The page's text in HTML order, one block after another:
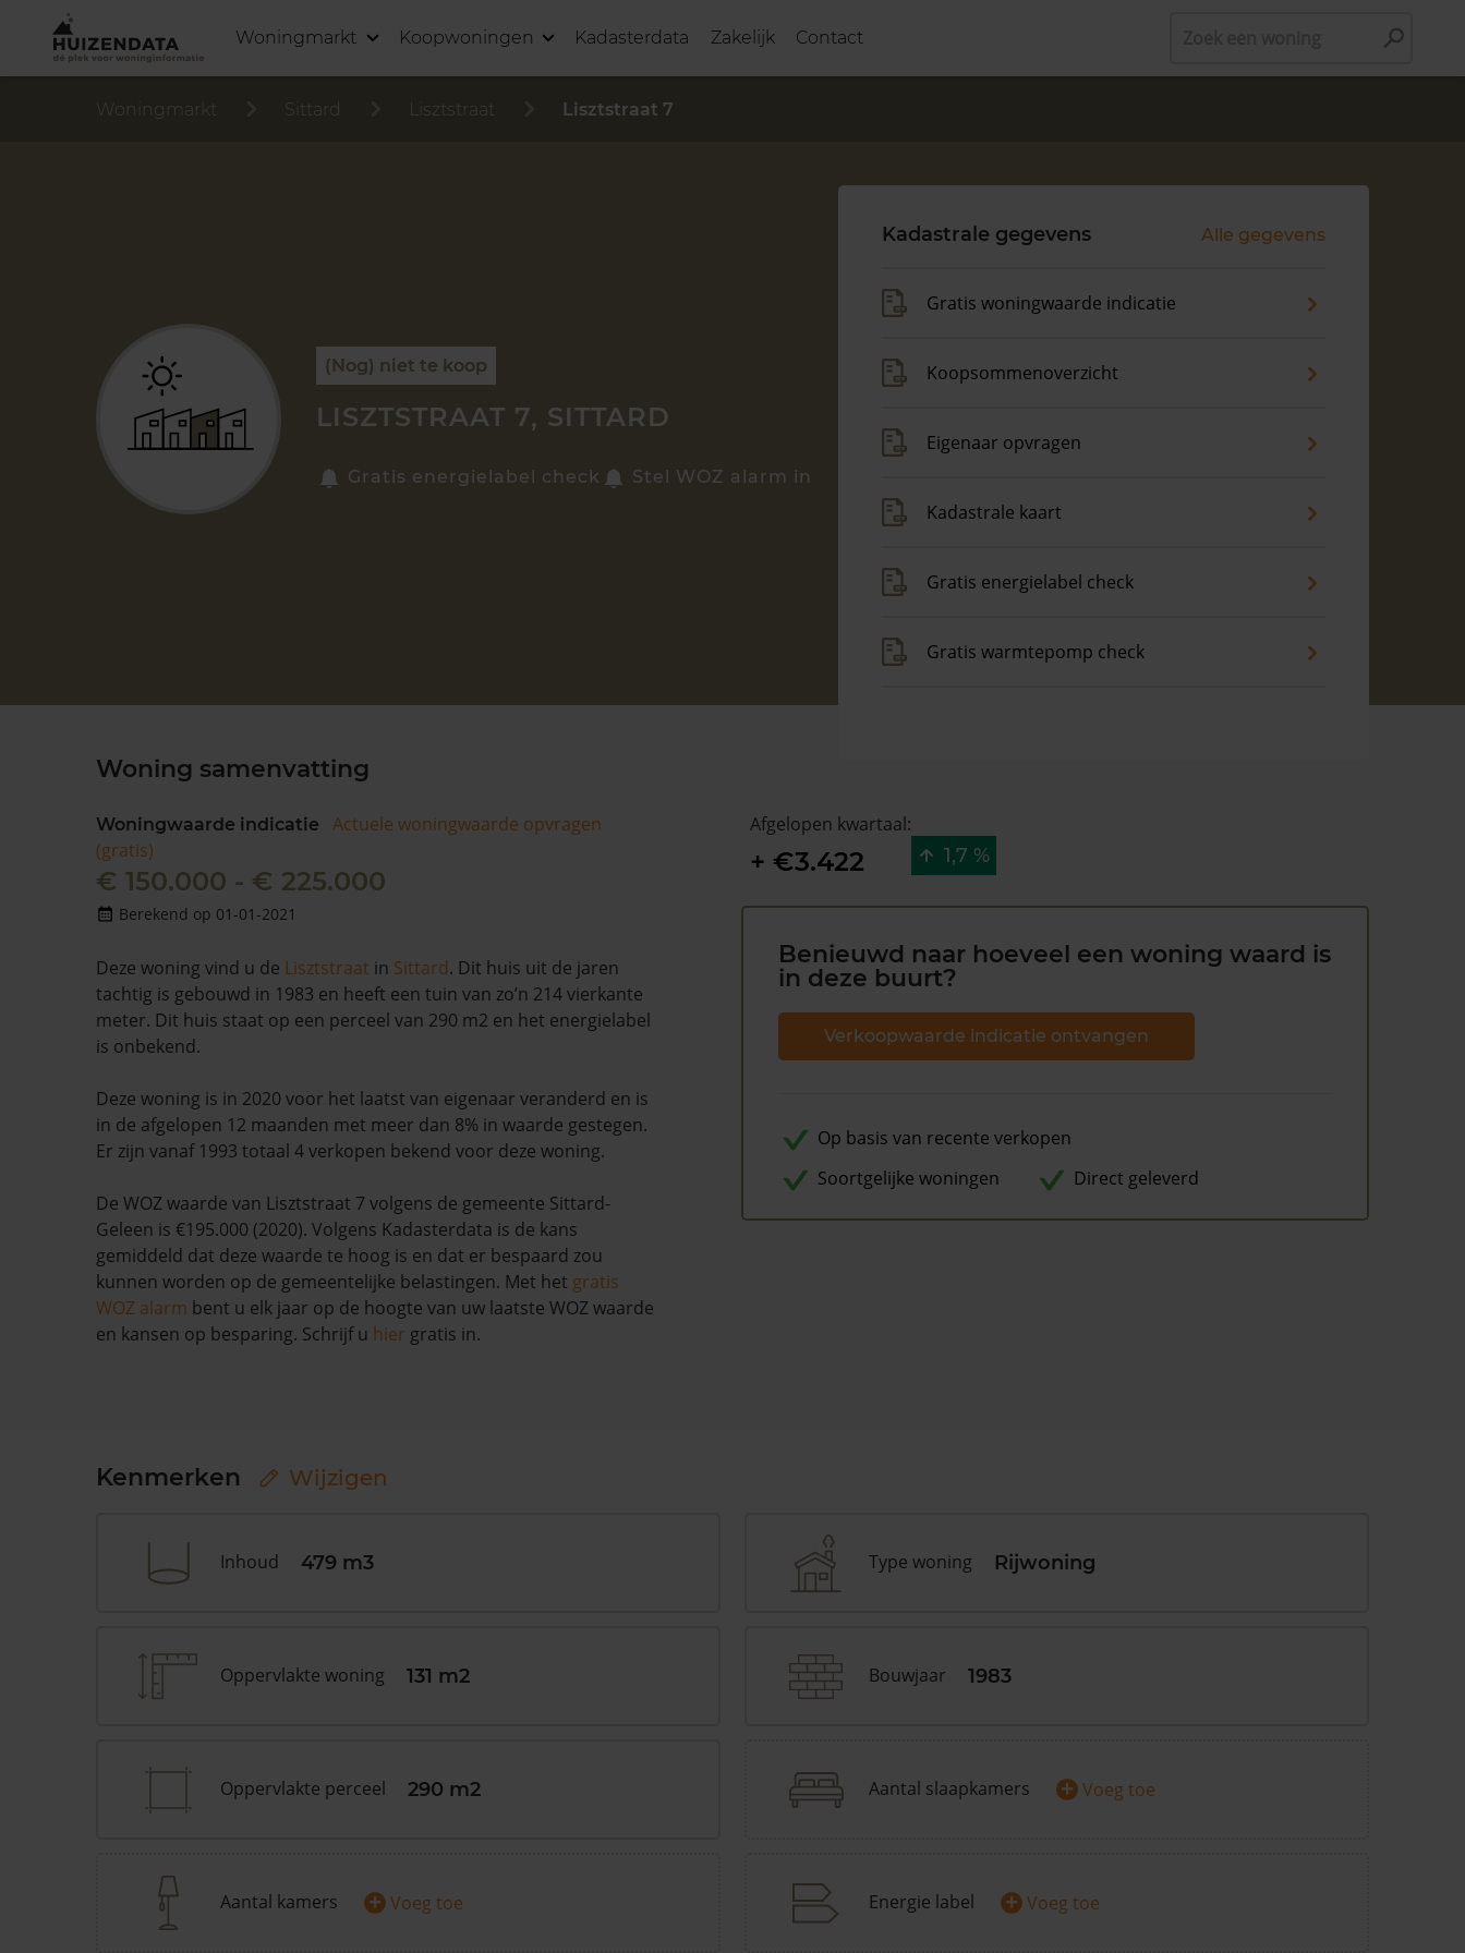
Woningmarkt Koopwoningen Kadasterdata Zakelijk Contact
Woningmarkt Sittard Lisztstraat Lisztstraat 7
(Nog) niet te koop
LISZTSTRAAT 7, SITTARD
Gratis energielabel check Stel WOZ alarm in
Kadastrale gegevens Alle gegevens
Gratis woningwaarde indicatie
Koopsommenoverzicht
Eigenaar opvragen
Kadastrale kaart
Gratis energielabel check
Gratis warmtepomp check
Woning samenvatting
Woningwaarde indicatie
Actuele woningwaarde opvragen
(gratis)
€ 150.000 - € 225.000
Berekend op 01-01-2021
Deze woning vind u de Lisztstraat in Sittard. Dit huis uit de jaren
tachtig is gebouwd in 1983 en heeft een tuin van zo’n 214 vierkante
meter. Dit huis staat op een perceel van 290 m2 en het energielabel
is onbekend.
Deze woning is in 2020 voor het laatst van eigenaar veranderd en is
in de afgelopen 12 maanden met meer dan 8% in waarde gestegen.
Er zijn vanaf 1993 totaal 4 verkopen bekend voor deze woning.
De WOZ waarde van Lisztstraat 7 volgens de gemeente Sittard-
Geleen is €195.000 (2020). Volgens Kadasterdata is de kans
gemiddeld dat deze waarde te hoog is en dat er bespaard zou
kunnen worden op de gemeentelijke belastingen. Met het gratis
WOZ alarm bent u elk jaar op de hoogte van uw laatste WOZ waarde
en kansen op besparing. Schrijf u hier gratis in.
Afgelopen kwartaal:
+ €3.422 1,7 %
Benieuwd naar hoeveel een woning waard is
in deze buurt?
Verkoopwaarde indicatie ontvangen
Op basis van recente verkopen
Soortgelijke woningen
Direct geleverd
Kenmerken Wijzigen
Inhoud 479 m3 Type woning Rijwoning
Oppervlakte woning 131 m2 Bouwjaar 1983
Oppervlakte perceel 290 m2 Aantal slaapkamers + Voeg toe
Aantal kamers + Voeg toe Energie label + Voeg toe